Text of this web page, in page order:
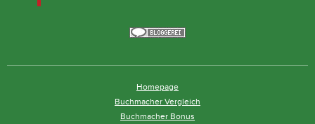
Homepage
Buchmacher Vergleich
Buchmacher Bonus